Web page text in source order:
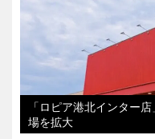
「ロピア港北インター
場を拡大